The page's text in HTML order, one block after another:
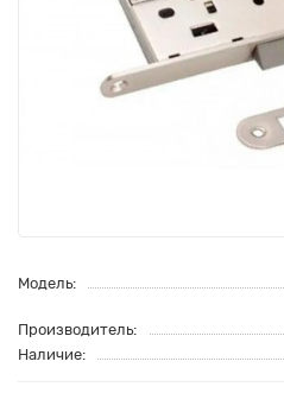
Модель:
Производитель:
Наличие: